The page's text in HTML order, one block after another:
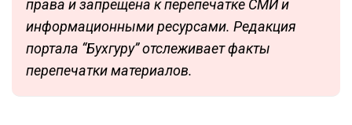
права и запрещена к перепечатке СМИ и
информационными ресурсами. Редакция
портала “Бухгуру” отслеживает факты
перепечатки материалов.